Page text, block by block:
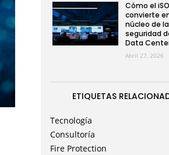
Cómo el
convierte
núcleo de la
seguridad
Data
Abril 27, 2026
ETIQUETAS
Tecnología
Consultoría
Fire Protection